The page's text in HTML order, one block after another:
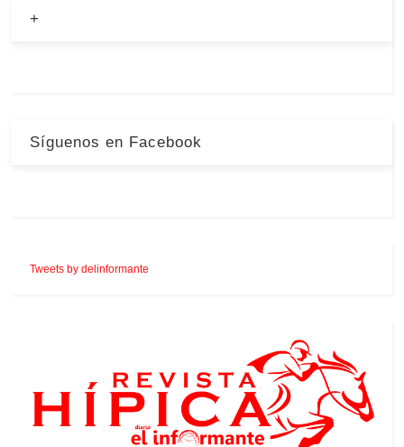
+
Síguenos en Facebook
Tweets by delinformante